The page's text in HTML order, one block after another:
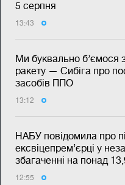
5 серпня
13:43
Ми буквально б’ємося
ракету — Сибіга про
засобів ППО
13:12
НАБУ повідомила про
ексвіцепрем’єрці у
збагаченні на понад
12:55